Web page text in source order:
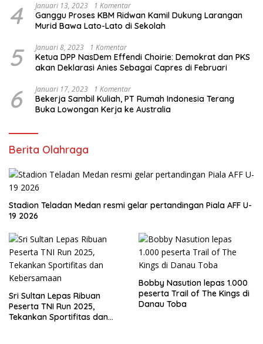
4 Januari 13, 2023 1 Komentar
Ganggu Proses KBM Ridwan Kamil Dukung Larangan
Murid Bawa Lato-Lato di Sekolah
5 Januari 8, 2023 1 Komentar
Ketua DPP NasDem Effendi Choirie: Demokrat dan PKS
akan Deklarasi Anies Sebagai Capres di Februari
6 Januari 17, 2023 1 Komentar
Bekerja Sambil Kuliah, PT Rumah Indonesia Terang
Buka Lowongan Kerja ke Australia
Berita Olahraga
Stadion Teladan Medan resmi gelar pertandingan Piala AFF U-
19 2026
Sri Sultan Lepas Ribuan
Peserta TNI Run 2025,
Tekankan Sportifitas dan
Bobby Nasution lepas 1.000
peserta Trail of The Kings di
Danau Toba